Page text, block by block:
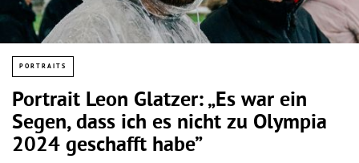
PORTRAITS
Portrait Leon Glatzer: „Es war ein
Segen, dass ich es nicht zu Olympia
2024 geschafft habe”